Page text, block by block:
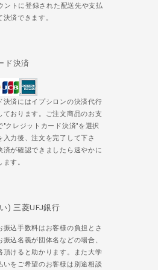
トに登録された配送先や支払
決済できます。
ド決済
決済にはイプシロンの決済代行
ております。ご注文商品のお支
"クレジットカード決済"を選択
入力後、注文を完了して下さ
済が確認できましたら速やかに
ます。
) 三菱UFJ銀行
振込手数料はお客様の負担とさ
込名義が団体名などの場合、
頂けると助かります。また大学
いをご希望のお客様は別途相談